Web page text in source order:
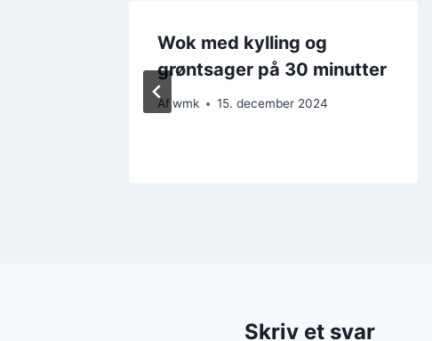
Wok med kylling og
grøntsager på 30 minutter
Afwmk 15. december 2024
Skriv et svar